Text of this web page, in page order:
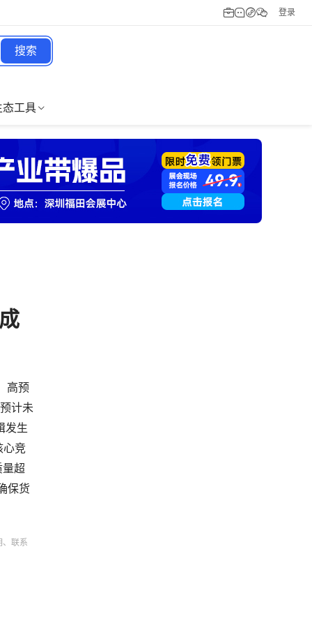
登录
搜索
态工具
高预
计未
发生
心竞
超
保货
、联系